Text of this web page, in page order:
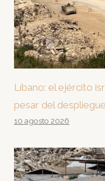
Líbano: el ejército
pesar del
10 agosto 2026